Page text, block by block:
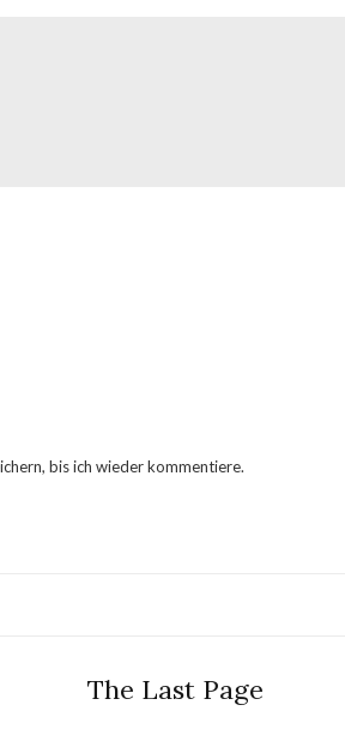
bis ich wieder kommentiere.
The Last Page